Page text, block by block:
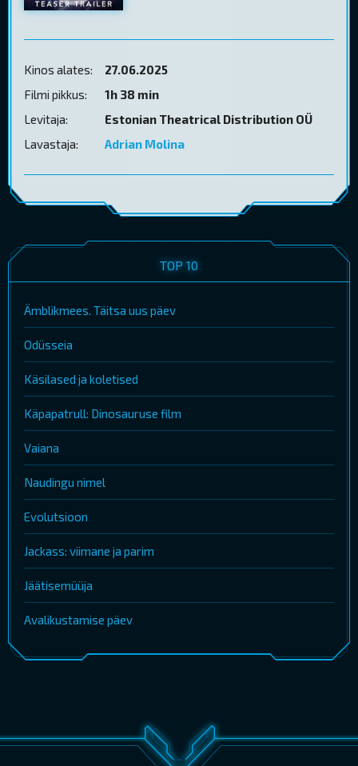
Kinos alates:
27.06.2025
Filmi pikkus:
1h 38 min
Levitaja:
Estonian Theatrical Distribution OÜ
Lavastaja:
Adrian Molina
TOP 10
Ämblikmees. Täitsa uus päev
Odüsseia
Käsilased ja koletised
Käpapatrull: Dinosauruse film
Vaiana
Naudingu nimel
Evolutsioon
Jackass: viimane ja parim
Jäätisemüüja
Avalikustamise päev